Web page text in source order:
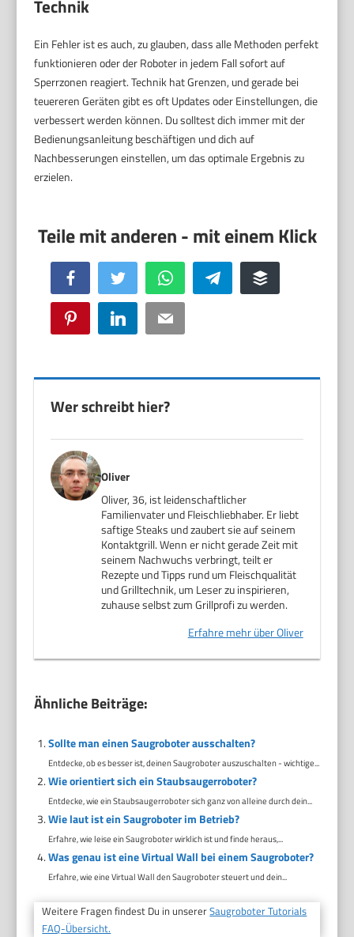
Technik
Ein Fehler ist es auch, zu glauben, dass alle Methoden perfekt
funktionieren oder der Roboter in jedem Fall sofort auf
Sperrzonen reagiert. Technik hat Grenzen, und gerade bei
teuereren Geräten gibt es oft Updates oder Einstellungen, die
verbessert werden können. Du solltest dich immer mit der
Bedienungsanleitung beschäftigen und dich auf
Nachbesserungen einstellen, um das optimale Ergebnis zu
erzielen.
Facebook Twitter WhatsApp Telegram Buffer
Pinterest LinkedIn Email
Wer schreibt hier?
Oliver
Oliver, 36, ist leidenschaftlicher
Familienvater und Fleischliebhaber. Er liebt
saftige Steaks und zaubert sie auf seinem
Kontaktgrill. Wenn er nicht gerade Zeit mit
seinem Nachwuchs verbringt, teilt er
Rezepte und Tipps rund um Fleischqualität
und Grilltechnik, um Leser zu inspirieren,
zuhause selbst zum Grillprofi zu werden.
Erfahre mehr über Oliver
Ähnliche Beiträge:
Sollte man einen Saugroboter ausschalten?
Entdecke, ob es besser ist, deinen Saugroboter auszuschalten - wichtige...
Wie orientiert sich ein Staubsaugerroboter?
Entdecke, wie ein Staubsaugerroboter sich ganz von alleine durch dein...
Wie laut ist ein Saugroboter im Betrieb?
Erfahre, wie leise ein Saugroboter wirklich ist und finde heraus,...
Was genau ist eine Virtual Wall bei einem Saugroboter?
Erfahre, wie eine Virtual Wall den Saugroboter steuert und dein...
Weitere Fragen findest Du in unsererSaugroboter Tutorials
FAQ-Übersicht.